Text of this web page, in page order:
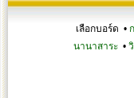
เลือกบอร์ด •
นานาสาระ•